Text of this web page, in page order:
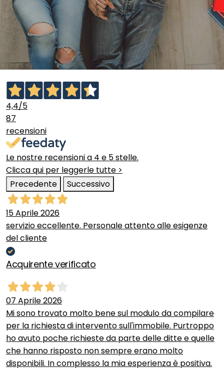
4,4/5
87
recensioni
Le nostre recensioni a 4 e 5 stelle.
Clicca qui per leggerle tutte >
Precedente
Successivo
15 Aprile 2026
servizio eccellente. Personale attento alle esigenze
del cliente
Acquirente verificato
07 Aprile 2026
Mi sono trovato molto bene sul modulo da compilare
per la richiesta di intervento sull'immobile. Purtroppo
ho avuto poche richieste da parte delle ditte e quelle
che hanno risposto non sempre erano molto
disponibili. In complesso la mia esperienza è positiva.